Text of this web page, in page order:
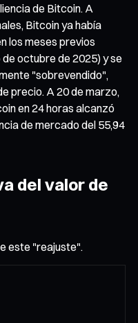
de Bitcoin. A
Bitcoin ya había
los meses previos
octubre de 2025) y se
"sobrevendido",
precio. A 20 de marzo,
en 24 horas alcanzó
de mercado del 55,94
del valor de
este "reajuste".